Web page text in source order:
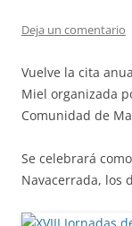
Deja un comentario
Vuelve la cita
Miel organizada
Comunidad de
Se celebrará
Navacerrada, los